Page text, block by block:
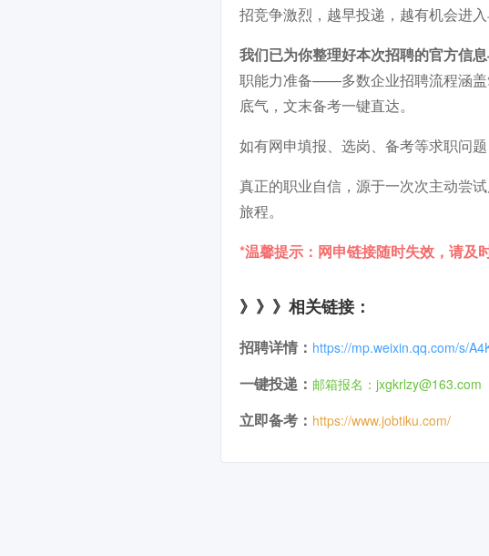
招竞争激烈，越早投递，越有机会进
我们已为你整理好本次招聘的官方信
职能力准备——多数企业招聘流程涵盖
底气，文末备考一键直达。
如有网申填报、选岗、备考等求职问
真正的职业自信，源于一次次主动尝
旅程。
*温馨提示：网申链接随时失效，请及
》》》相关链接：
招聘详情： https://mp.weixin.qq.com/s/
一键投递： 邮箱报名：jxgkrlzy@163.com
立即备考： https://www.jobtiku.com/